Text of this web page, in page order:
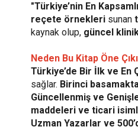
"Türkiye’nin En
reçete örnekleri sunan
kaynak olup, güncel
Neden Bu Kitap Öne
Türkiye’de Bir İlk ve En
sağlar. Birinci
Güncellenmiş ve
maddeleri ve ticari
Uzman Yazarlar ve